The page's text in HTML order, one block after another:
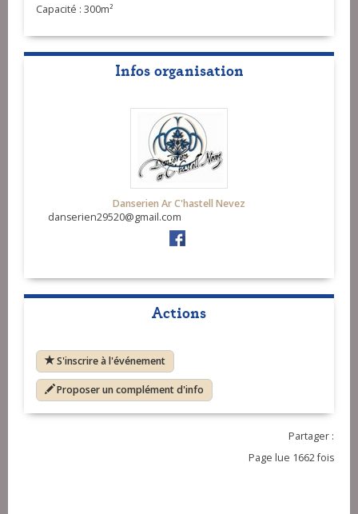
Capacité : 300m²
Infos organisation
Danserien Ar C'hastell Nevez
danserien29520@gmail.com
Actions
S'inscrire à l'événement
Proposer un complément d'info
Partager :
Page lue 1662 fois